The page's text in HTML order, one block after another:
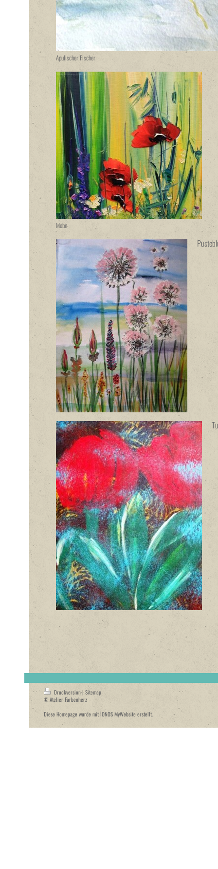
Apulischer Fischer
Mohn
Druckversion|Sitemap
© Atelier Farbenherz
Diese Homepage wurde mitIONOS MyWebsite erstellt.